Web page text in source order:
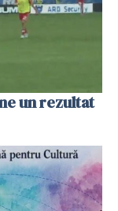
un rezultat